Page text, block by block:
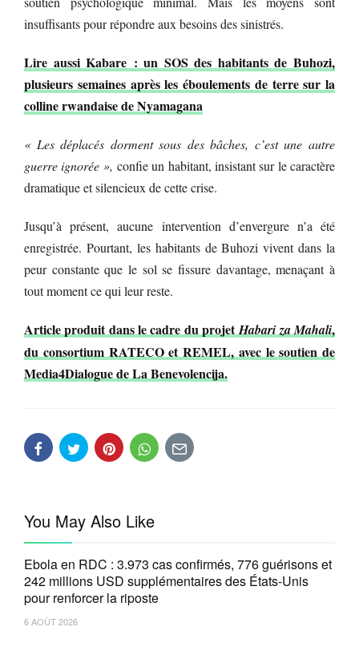
insuffisants pour répondre aux besoins des sinistrés.
Lire aussi Kabare : un SOS des habitants de Buhozi,
plusieurs semaines après les éboulements de terre sur la
colline rwandaise de Nyamagana
« Les déplacés dorment sous des bâches, c’est une autre
guerre ignorée », confie un habitant, insistant sur le caractère
dramatique et silencieux de cette crise.
Jusqu’à présent, aucune intervention d’envergure n’a été
enregistrée. Pourtant, les habitants de Buhozi vivent dans la
peur constante que le sol se fissure davantage, menaçant à
tout moment ce qui leur reste.
Article produit dans le cadre du projetHabari za Mahali,
du consortium RATECO et REMEL, avec le soutien de
Media4Dialogue de La Benevolencija.
You May Also Like
Ebola en RDC : 3.973 cas confirmés, 776 guérisons et
242 millions USD supplémentaires des États-Unis
pour renforcer la riposte
6 AOÛT 2026